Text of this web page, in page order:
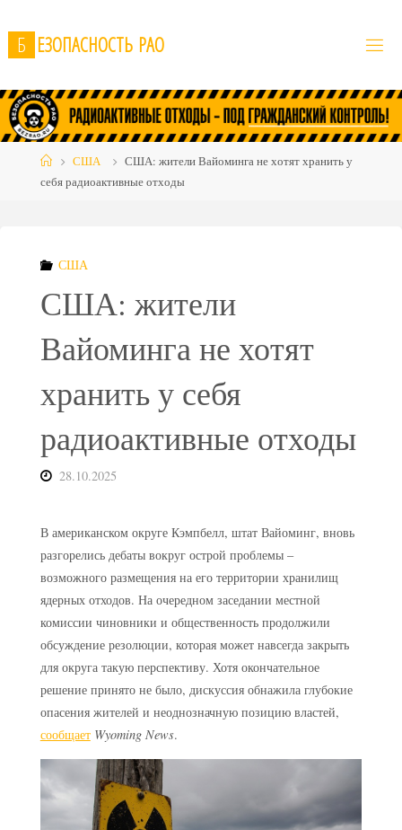
to
content
Б ЕЗОПАСНОСТЬ РАО
HomeСША
США: жители Вайоминга не хотят хранить у
себя радиоактивные отходы
США
США: жители
Вайоминга не хотят
хранить у себя
радиоактивные отходы
28.10.2025
В американском округе Кэмпбелл, штат Вайоминг, вновь
разгорелись дебаты вокруг острой проблемы –
возможного размещения на его территории хранилищ
ядерных отходов. На очередном заседании местной
комиссии чиновники и общественность продолжили
обсуждение резолюции, которая может навсегда закрыть
для округа такую перспективу. Хотя окончательное
решение принято не было, дискуссия обнажила глубокие
опасения жителей и неоднозначную позицию властей,
сообщает Wyoming News.